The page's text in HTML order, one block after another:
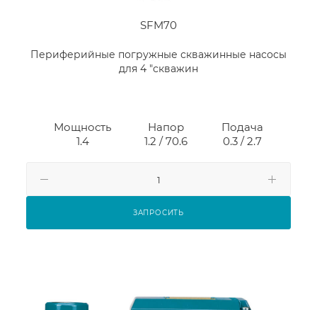
SFM70
Периферийные погружные скважинные насосы
для 4 "скважин
Мощность
1.4
Напор
1.2 / 70.6
Подача
0.3 / 2.7
ЗАПРОСИТЬ